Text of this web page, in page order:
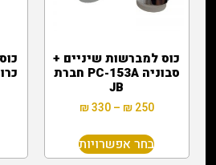
כוס למברשות שיניים +
סבוניה PC-153A חברת
JB
₪250
–
₪330
בחר אפשרויות